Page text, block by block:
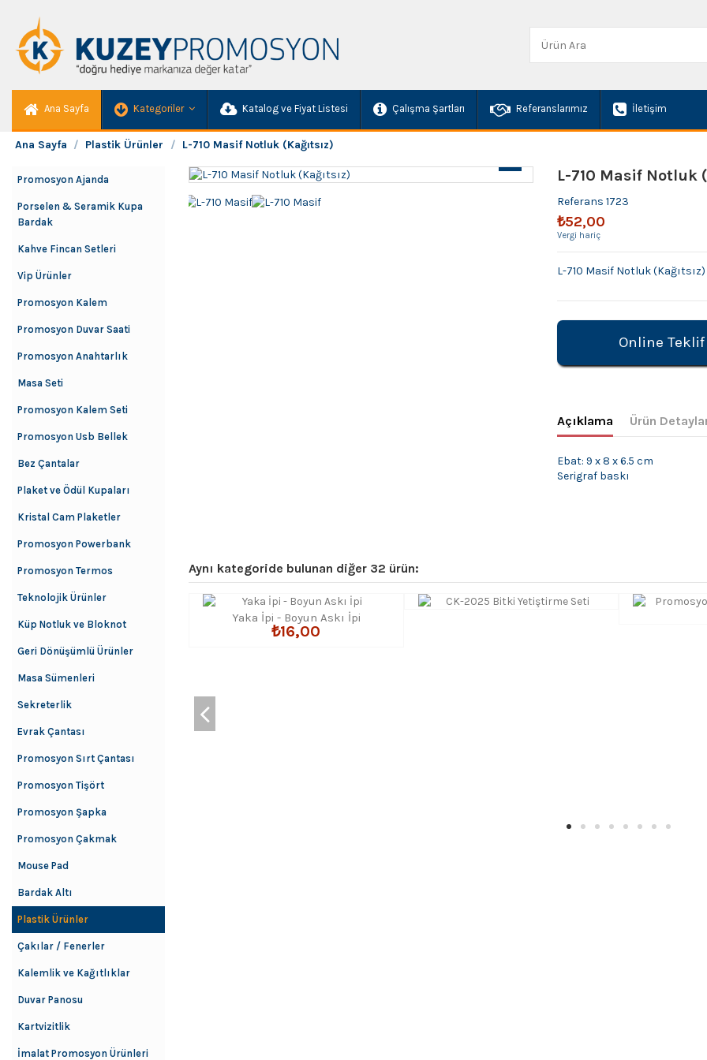
Ana Sayfa Kategoriler Katalog ve Fiyat Listesi Çalışma Şartları Referanslarımız İletişim
Ana Sayfa Plastik Ürünler L-710 Masif Notluk (Kağıtsız)
L-710 Masif Notluk
Referans 1723
₺52,00
Vergi hariç
L-710 Masif Notluk (Kağıtsız)
Online Teklif
Açıklama Ürün
Ebat: 9 x 8 x 6.5 cm
Serigraf baskı
Aynı kategoride bulunan diğer 32 ürün:
Yaka İpi - Boyun Askı İpi
₺16,00
Promosyon Ajanda
Porselen & Seramik Kupa
Bardak
Kahve Fincan Setleri
Vip Ürünler
Promosyon Kalem
Promosyon Duvar Saati
Promosyon Anahtarlık
Masa Seti
Promosyon Kalem Seti
Promosyon Usb Bellek
Bez Çantalar
Plaket ve Ödül Kupaları
Kristal Cam Plaketler
Promosyon Powerbank
Promosyon Termos
Teknolojik Ürünler
Küp Notluk ve Bloknot
Geri Dönüşümlü Ürünler
Masa Sümenleri
Sekreterlik
Evrak Çantası
Promosyon Sırt Çantası
Promosyon Tişört
Promosyon Şapka
Promosyon Çakmak
Mouse Pad
Bardak Altı
Plastik Ürünler
Çakılar / Fenerler
Kalemlik ve Kağıtlıklar
Duvar Panosu
Kartvizitlik
İmalat Promosyon Ürünleri